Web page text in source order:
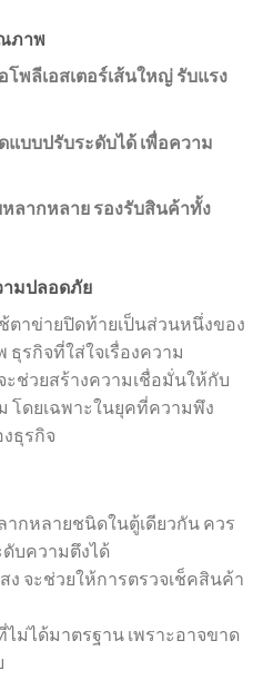
ภาพ
พลีเอสเตอร์เส้นใหญ่ รับแรง
บบปรับระดับได้ เพื่อความ
ลากหลาย รองรับสินค้าทั้ง
ามปลอดภัย
ตาข่ายปิดท้ายเป็นส่วนหนึ่งของ
รกิจที่ใส่ใจเรื่องความ
ะช่วยสร้างความเชื่อมั่นให้กับ
โดยเฉพาะในยุคที่ความพึง
ธุรกิจ
กหลายชนิดในตู้เดียวกัน ควร
บความตึงได้
จะช่วยให้การตรวจเช็คสินค้า
ม่ได้มาตรฐาน เพราะอาจขาด